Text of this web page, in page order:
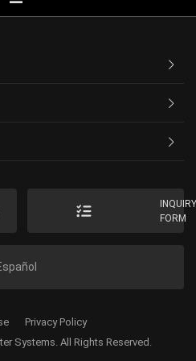
FORM
Systems. All Rights Reserved.
Privacy Policy